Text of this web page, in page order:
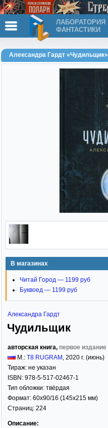
ЛАБОРАТОРИЯ
ФАНТАСТИКИ
Александра Гардт «Чудильщик»
В магазинах
Читай Город — 1199 руб
Буквоед — 1199 руб
Александра Гардт
Чудильщик
авторская книга, первое издание
М.: T8 RUGRAM , 2020 г. (июнь)
Тираж: не указан
ISBN: 978-5-517-02467-1
Тип обложки: твёрдая
Формат: 60x90/16 (145x215 мм)
Страниц: 224
Описание: